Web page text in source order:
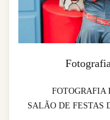
FOTOGRAFIA
SALÃO DE FESTAS